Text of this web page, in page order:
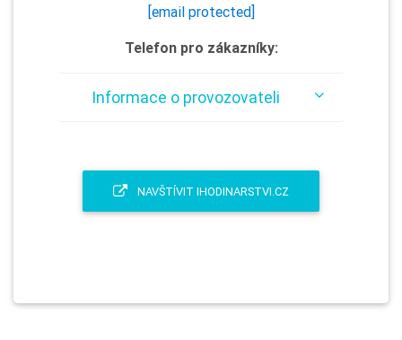
[email protected]
Telefon pro zákazníky:
Informace o provozovateli
NAVŠTÍVIT IHODINARSTVI.CZ